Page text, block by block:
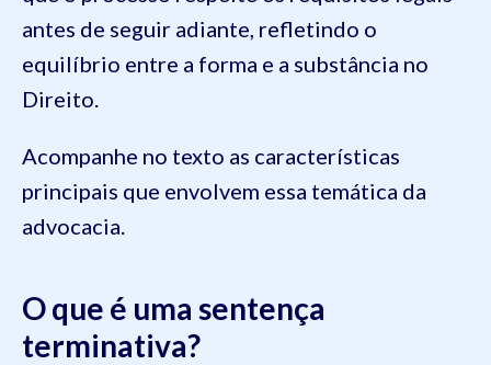
antes de seguir adiante, refletindo o
equilíbrio entre a forma e a substância no
Direito.
Acompanhe no texto as características
principais que envolvem essa temática da
advocacia.
O que é uma sentença
terminativa?